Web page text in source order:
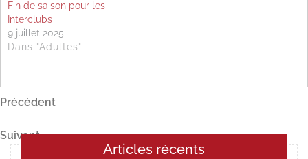
Fin de saison pour les
Interclubs
9 juillet 2025
Dans "Adultes"
Navigation
de
l’article
Article
Précédent
Article
suivant
Suivant
Articles récents